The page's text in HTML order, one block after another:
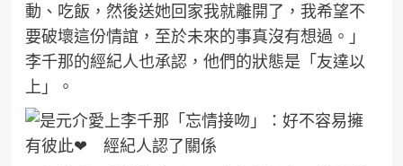
動、吃飯，然後送她回家我就離開了，我希望不
要破壞這份情誼，至於未來的事真沒有想過。」
李千那的經紀人也承認，他們的狀態是「友達以
上」。